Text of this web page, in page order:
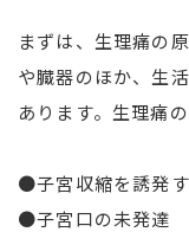
まずは、生理痛の
や臓器のほか、生
あります。生理痛
●子宮収縮を誘発
●子宮口の未発達